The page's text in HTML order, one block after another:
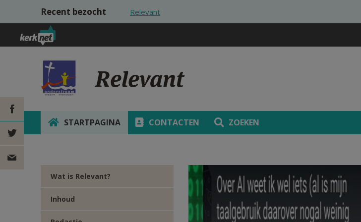
Overslaan en naar de inhoud gaan
Recent bezocht Relevant
Relevant
STARTPAGINA CONTACTEN ZOEKEN
DEEL OP
FACEBOOK
DEEL OP
Wat is Relevant?
Inhoud